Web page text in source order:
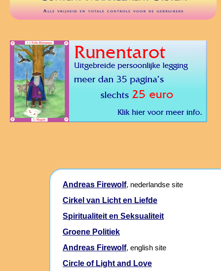
Andreas Firewolf, nederlandse site
Cirkel van Licht en Liefde
Spiritualiteit en Seksualiteit
Groene Politiek
Andreas Firewolf, english site
Circle of Light and Love